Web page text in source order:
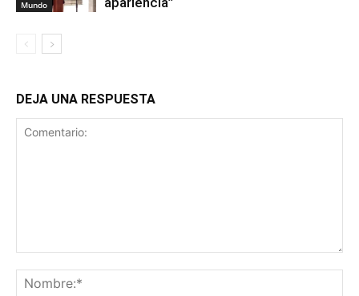
Mundo
DEJA UNA RESPUESTA